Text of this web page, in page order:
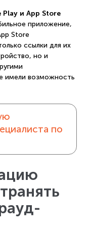
и App Store
приложение,
Store
ссылки для их
но и
имели возможность
по